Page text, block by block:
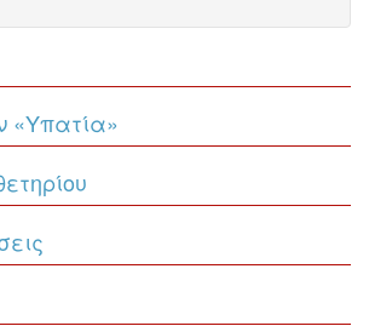
«Υπατία»